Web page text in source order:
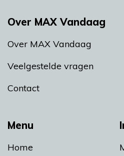
Menu
Home
Over MAX Vandaag
Over MAX Vandaag
Veelgestelde vragen
Contact